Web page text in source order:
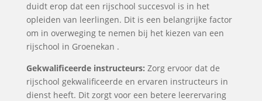
duidt erop dat een rijschool succesvol is in het
opleiden van leerlingen. Dit is een belangrijke factor
om in overweging te nemen bij het kiezen van een
rijschool in Groenekan .
Gekwalificeerde instructeurs: Zorg ervoor dat de
rijschool gekwalificeerde en ervaren instructeurs in
dienst heeft. Dit zorgt voor een betere leerervaring